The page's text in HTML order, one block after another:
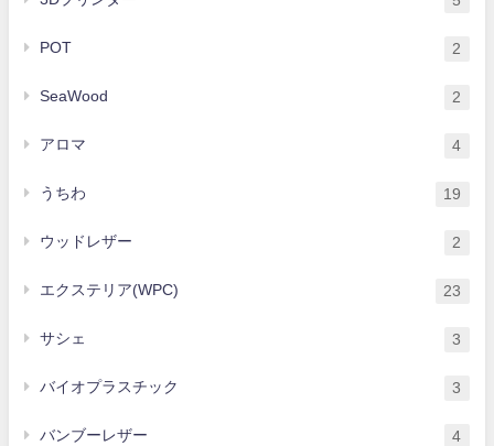
POT 2
SeaWood 2
アロマ 4
うちわ 19
ウッドレザー 2
エクステリア(WPC) 23
サシェ 3
バイオプラスチック 3
バンブーレザー 4